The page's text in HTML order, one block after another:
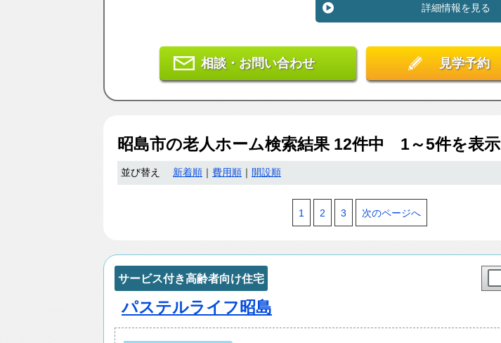
詳細情報を見る
相談・お問い合わせ 見学予約
昭島市の老人ホーム検索結果 12件中 1～5件を表示
並び替え 新着順 費用順 開設順
1 2 3 次のページへ
サービス付き高齢者向け住宅
パステルライフ昭島